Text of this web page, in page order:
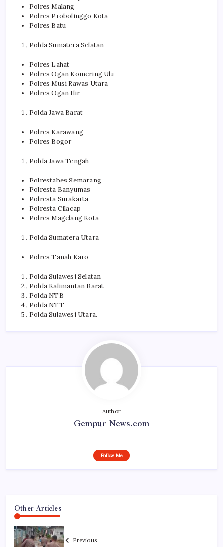
Polres Malang
Polres Probolinggo Kota
Polres Batu
Polda Sumatera Selatan
Polres Lahat
Polres Ogan Komering Ulu
Polres Musi Rawas Utara
Polres Ogan Ilir
Polda Jawa Barat
Polres Karawang
Polres Bogor
Polda Jawa Tengah
Polrestabes Semarang
Polresta Banyumas
Polresta Surakarta
Polresta Cilacap
Polres Magelang Kota
Polda Sumatera Utara
Polres Tanah Karo
Polda Sulawesi Selatan
Polda Kalimantan Barat
Polda NTB
Polda NTT
Polda Sulawesi Utara.
Author
Gempur News.com
Follow Me
Other Articles
Previous